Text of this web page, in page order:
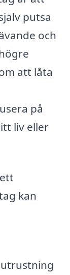
putsa
och
att låta
på
liv eller
kan